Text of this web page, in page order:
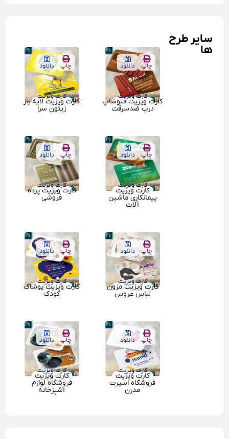
سایر طرح
ها
چاپ دانلود
کارت ویزیت
کارت ویزیت فتوشاپ
درب ضدسرقت
چاپ دانلود
کارت ویزیت
کارت ویزیت لایه باز
زیتون سرا
چاپ دانلود
کارت ویزیت
کارت ویزیت
پیمانکاری ماشین
آلات
چاپ دانلود
کارت ویزیت
کارت ویزیت پرده
فروشی
چاپ دانلود
کارت ویزیت
کارت ویزیت مزون
لباس عروس
چاپ دانلود
کارت ویزیت
کارت ویزیت پوشاک
کودک
چاپ دانلود
کارت ویزیت
کارت ویزیت
فروشگاه اسپرت
مدرن
چاپ دانلود
کارت ویزیت
کارت ویزیت
فروشگاه لوازم
آشپزخانه